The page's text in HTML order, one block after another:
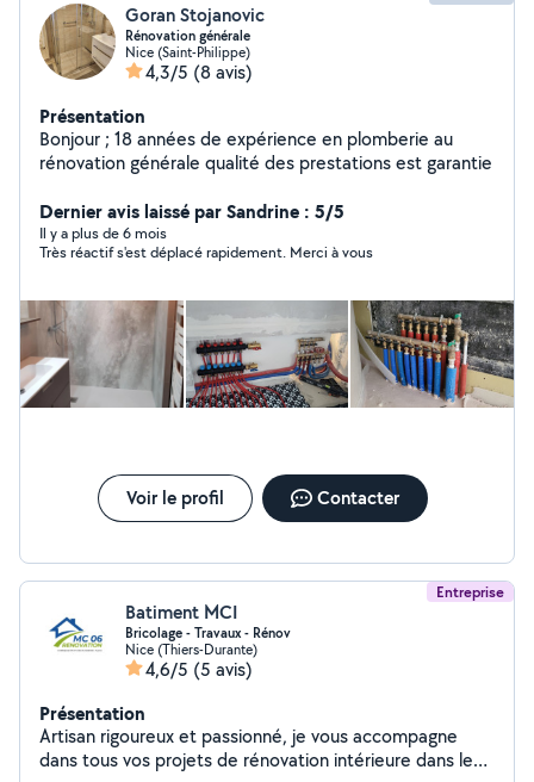
Goran Stojanovic
Rénovation générale
Nice (Saint-Philippe)
4,3/5 (8 avis)
Présentation
Bonjour ; 18 années de expérience en plomberie au
rénovation générale qualité des prestations est garantie
Dernier avis laissé par Sandrine : 5/5
Il y a plus de 6 mois
Très réactif s'est déplacé rapidement. Merci à vous
Voir le profil Contacter
Entreprise
Batiment MCI
Bricolage - Travaux - Rénov
Nice (Thiers-Durante)
4,6/5 (5 avis)
Présentation
Artisan rigoureux et passionné, je vous accompagne
dans tous vos projets de rénovation intérieure dans les